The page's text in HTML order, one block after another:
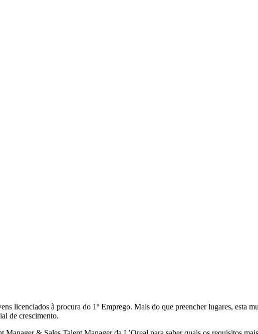
licenciados à procura do 1º Emprego. Mais do que preencher lugares, esta
de crescimento.